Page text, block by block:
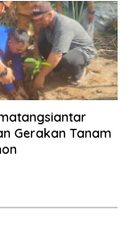
Gerakan Tanam